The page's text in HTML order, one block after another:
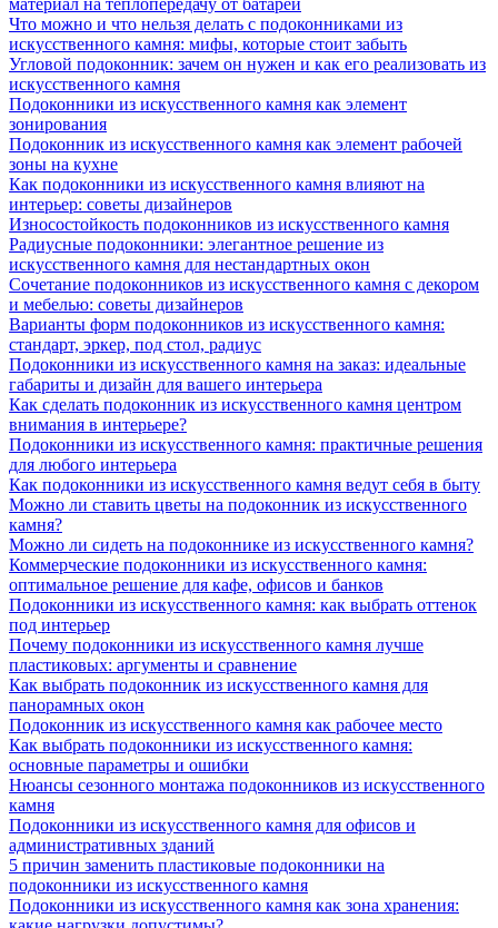
Что можно и что нельзя делать с подоконниками из
искусственного камня: мифы, которые стоит забыть
Угловой подоконник: зачем он нужен и как его реализовать из
искусственного камня
Подоконники из искусственного камня как элемент
зонирования
Подоконник из искусственного камня как элемент рабочей
зоны на кухне
Как подоконники из искусственного камня влияют на
интерьер: советы дизайнеров
Износостойкость подоконников из искусственного камня
Радиусные подоконники: элегантное решение из
искусственного камня для нестандартных окон
Сочетание подоконников из искусственного камня с декором
и мебелью: советы дизайнеров
Варианты форм подоконников из искусственного камня:
стандарт, эркер, под стол, радиус
Подоконники из искусственного камня на заказ: идеальные
габариты и дизайн для вашего интерьера
Как сделать подоконник из искусственного камня центром
внимания в интерьере?
Подоконники из искусственного камня: практичные решения
для любого интерьера
Как подоконники из искусственного камня ведут себя в быту
Можно ли ставить цветы на подоконник из искусственного
камня?
Можно ли сидеть на подоконнике из искусственного камня?
Коммерческие подоконники из искусственного камня:
оптимальное решение для кафе, офисов и банков
Подоконники из искусственного камня: как выбрать оттенок
под интерьер
Почему подоконники из искусственного камня лучше
пластиковых: аргументы и сравнение
Как выбрать подоконник из искусственного камня для
панорамных окон
Подоконник из искусственного камня как рабочее место
Как выбрать подоконники из искусственного камня:
основные параметры и ошибки
Нюансы сезонного монтажа подоконников из искусственного
камня
Подоконники из искусственного камня для офисов и
административных зданий
5 причин заменить пластиковые подоконники на
подоконники из искусственного камня
Подоконники из искусственного камня как зона хранения: